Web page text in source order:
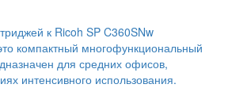
к Ricoh SP C360SNw
компактный многофункциональный
для средних офисов,
интенсивного использования.